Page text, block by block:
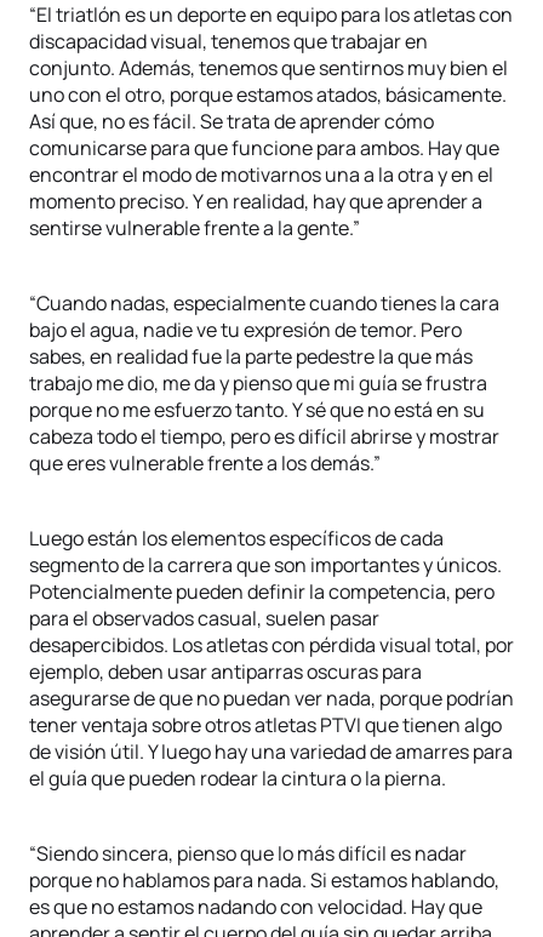
“El triatlón es un deporte en equipo para los atletas con
discapacidad visual, tenemos que trabajar en
conjunto. Además, tenemos que sentirnos muy bien el
uno con el otro, porque estamos atados, básicamente.
Así que, no es fácil. Se trata de aprender cómo
comunicarse para que funcione para ambos. Hay que
encontrar el modo de motivarnos una a la otra y en el
momento preciso. Y en realidad, hay que aprender a
sentirse vulnerable frente a la gente.”
“Cuando nadas, especialmente cuando tienes la cara
bajo el agua, nadie ve tu expresión de temor. Pero
sabes, en realidad fue la parte pedestre la que más
trabajo me dio, me da y pienso que mi guía se frustra
porque no me esfuerzo tanto. Y sé que no está en su
cabeza todo el tiempo, pero es difícil abrirse y mostrar
que eres vulnerable frente a los demás.”
Luego están los elementos específicos de cada
segmento de la carrera que son importantes y únicos.
Potencialmente pueden definir la competencia, pero
para el observados casual, suelen pasar
desapercibidos. Los atletas con pérdida visual total, por
ejemplo, deben usar antiparras oscuras para
asegurarse de que no puedan ver nada, porque podrían
tener ventaja sobre otros atletas PTVI que tienen algo
de visión útil. Y luego hay una variedad de amarres para
el guía que pueden rodear la cintura o la pierna.
“Siendo sincera, pienso que lo más difícil es nadar
porque no hablamos para nada. Si estamos hablando,
es que no estamos nadando con velocidad. Hay que